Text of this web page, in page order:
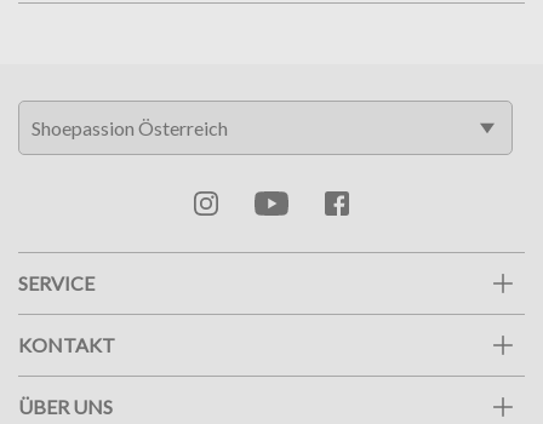
SERVICE
KONTAKT
ÜBER UNS